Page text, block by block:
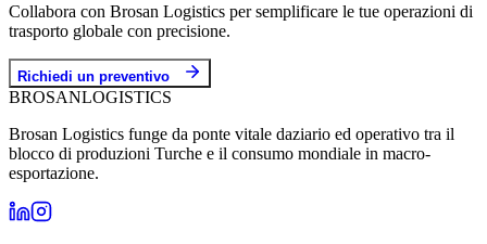
Collabora con Brosan Logistics per semplificare le tue operazioni di
trasporto globale con precisione.
Richiedi un preventivo
BROSANLOGISTICS
Brosan Logistics funge da ponte vitale daziario ed operativo tra il
blocco di produzioni Turche e il consumo mondiale in macro-
esportazione.